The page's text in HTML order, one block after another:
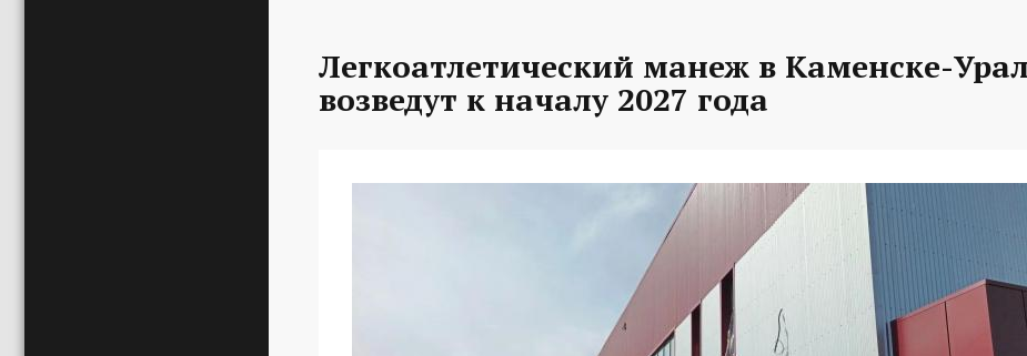
Легкоатлетический манеж в Каменске-
возведут к началу 2027 года